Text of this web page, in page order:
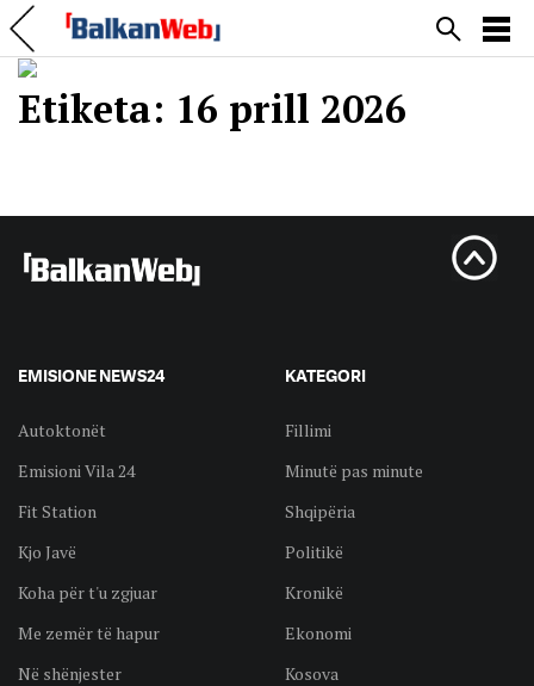
Etiketa: 16 prill 2026
EMISIONE NEWS24
Autoktonët
Emisioni Vila 24
Fit Station
Kjo Javë
Koha për t'u zgjuar
Me zemër të hapur
Në shënjester
KATEGORI
Fillimi
Minutë pas minute
Shqipëria
Politikë
Kronikë
Ekonomi
Kosova